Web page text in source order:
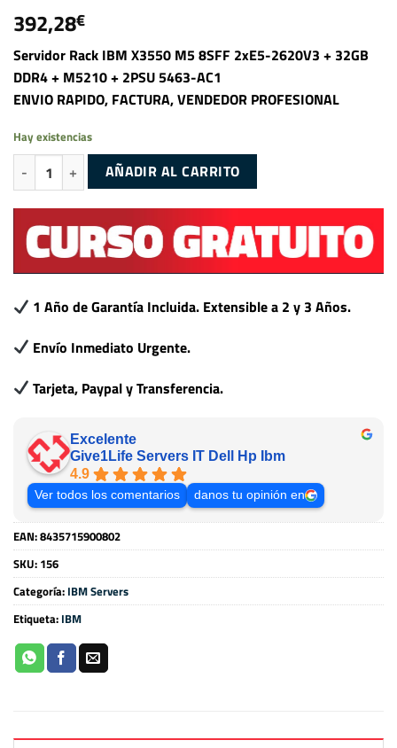
392,28€
Servidor Rack IBM X3550 M5 8SFF 2xE5-2620V3 + 32GB
DDR4 + M5210 + 2PSU 5463-AC1
ENVIO RAPIDO, FACTURA, VENDEDOR PROFESIONAL
Hay existencias
Servidor Rack IBM X3550 M5 8SFF 2xE5-2620V3 + 32GB DDR4 +
AÑADIR AL CARRITO
1 Año de Garantía Incluida. Extensible a 2 y 3 Años.
Envío Inmediato Urgente.
Tarjeta, Paypal y Transferencia.
Excelente
Give1Life Servers IT Dell Hp Ibm
4.9
Ver todos los comentarios danos tu opinión en
EAN:8435715900802
SKU: 156
Categoría: IBM Servers
Etiqueta: IBM